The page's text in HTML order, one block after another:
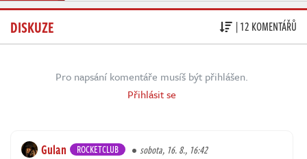
DISKUZE | 12 KOMENTÁŘŮ
Pro napsání komentáře musíš být přihlášen.
Přihlásit se
Gulan ROCKETCLUB sobota, 16. 8., 16:42